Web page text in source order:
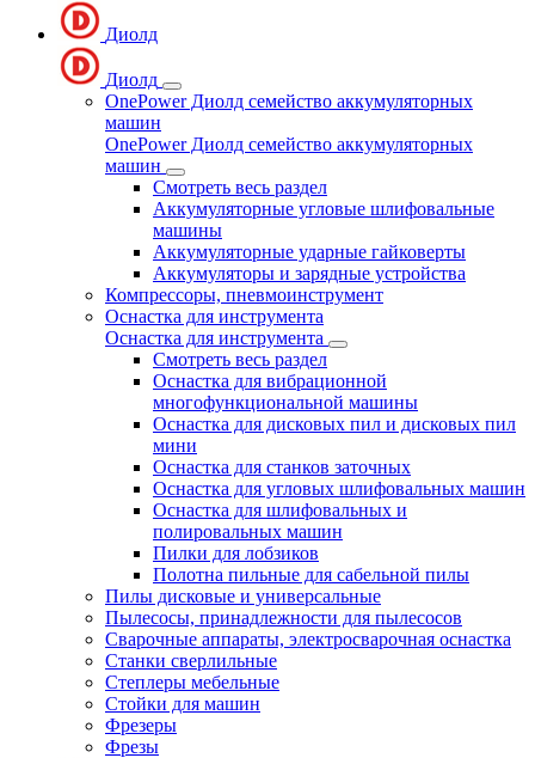
Диолд
Диолд
OnePower Диолд семейство аккумуляторных
машин
OnePower Диолд семейство аккумуляторных
машин
Смотреть весь раздел
Аккумуляторные угловые шлифовальные
машины
Аккумуляторные ударные гайковерты
Аккумуляторы и зарядные устройства
Компрессоры, пневмоинструмент
Оснастка для инструмента
Оснастка для инструмента
Смотреть весь раздел
Оснастка для вибрационной
многофункциональной машины
Оснастка для дисковых пил и дисковых пил
мини
Оснастка для станков заточных
Оснастка для угловых шлифовальных машин
Оснастка для шлифовальных и
полировальных машин
Пилки для лобзиков
Полотна пильные для сабельной пилы
Пилы дисковые и универсальные
Пылесосы, принадлежности для пылесосов
Сварочные аппараты, электросварочная оснастка
Станки сверлильные
Степлеры мебельные
Стойки для машин
Фрезеры
Фрезы